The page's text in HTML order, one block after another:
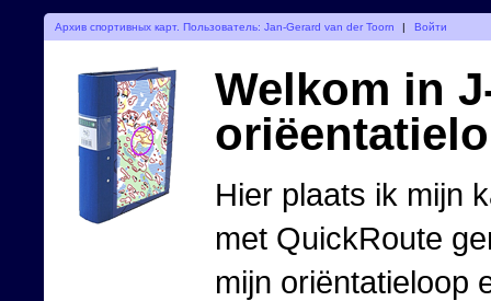
Архив спортивных карт. Пользователь: Jan-Gerard van der Toorn | Войти
Welkom in
Hier plaats ik mijn
met QuickRoute
mijn oriëntatieloop